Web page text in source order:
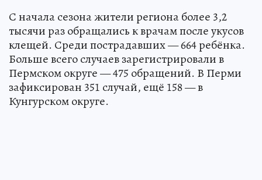
С начала сезона жители региона более 3,2
тысячи раз обращались к врачам после укусов
клещей. Среди пострадавших — 664 ребёнка.
Больше всего случаев зарегистрировали в
Пермском округе — 475 обращений. В Перми
зафиксирован 351 случай, ещё 158 — в
Кунгурском округе.